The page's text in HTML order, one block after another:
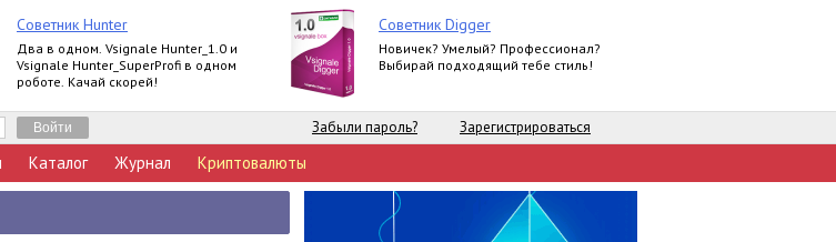
Советник Hunter
Два в одном. Vsignale Hunter_1.0 и
Vsignale Hunter_SuperProfi в одном
роботе. Качай скорей!
Советник Digger
Новичек? Умелый? Профессионал?
Выбирай подходящий тебе стиль!
Забыли пароль? Зарегистрироваться
Каталог Журнал Криптовалюты